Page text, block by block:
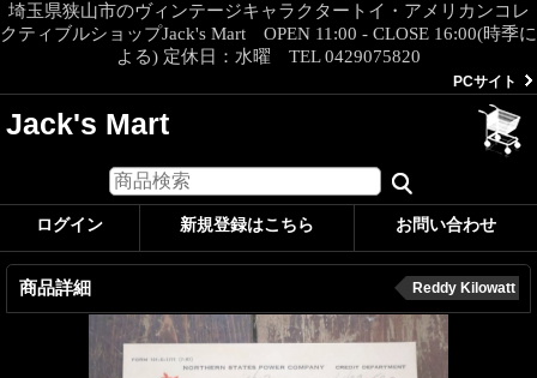
埼玉県狭山市のヴィンテージキャラクタートイ・アメリカンコレ
クティブルショップJack's Mart OPEN 11:00 - CLOSE 16:00(時季に
よる) 定休日：水曜 TEL 0429075820
PCサイト
Jack's Mart
ログイン 新規登録はこちら お問い合わせ
商品詳細 Reddy Kilowatt